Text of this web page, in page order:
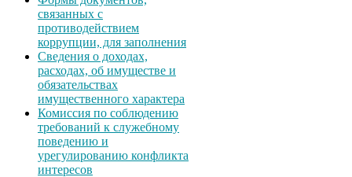
связанных с
противодействием
коррупции, для заполнения
Сведения о доходах,
расходах, об имуществе и
обязательствах
имущественного характера
Комиссия по соблюдению
требований к служебному
поведению и
урегулированию конфликта
интересов